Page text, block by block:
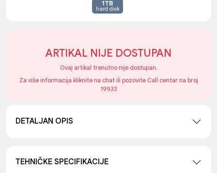
1TB
hard disk
ARTIKAL NIJE DOSTUPAN
Ovaj artikal trenutno nije dostupan.
Za više informacija kliknite na chat ili pozovite Call centar na broj
19933
DETALJAN OPIS
TEHNIČKE SPECIFIKACIJE